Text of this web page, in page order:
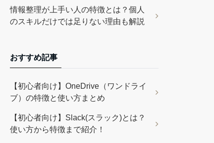
情報整理が上手い人の特徴とは？個人
のスキルだけでは足りない理由も解説
おすすめ記事
【初心者向け】OneDrive（ワンドライ
ブ）の特徴と使い方まとめ
【初心者向け】Slack(スラック)とは？
使い方から特徴まで紹介！